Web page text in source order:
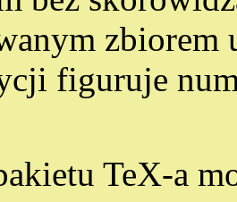
zbiorem
figuruje
TeX-a